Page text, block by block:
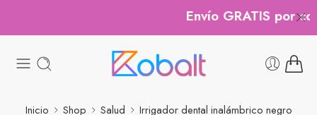
Envío GRATIS por
Inicio Shop Salud Irrigador dental inalámbrico negro